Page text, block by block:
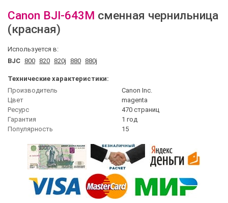
Canon BJI-643M сменная чернильница
(красная)
Используется в:
BJC 800 820 820j 880 880j
Технические характеристики:
Производитель
Canon Inc.
Цвет
magenta
Ресурс
470 страниц
Гарантия
1 год
Популярность
15